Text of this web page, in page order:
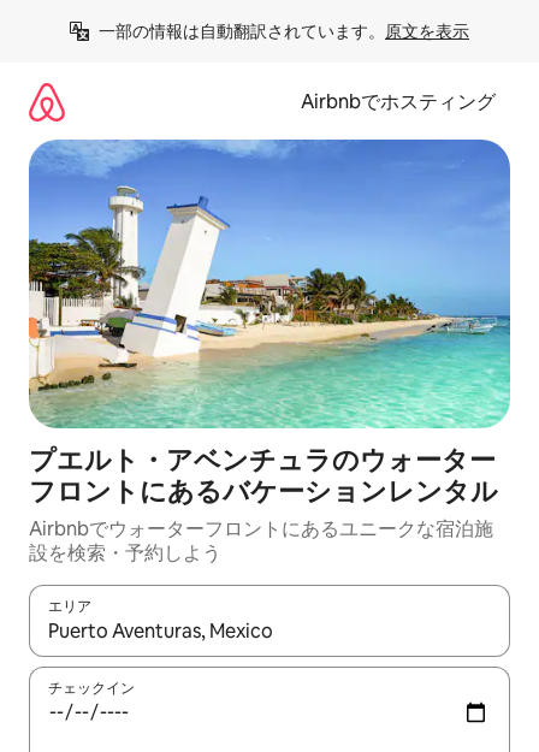
一部の情報は自動翻訳されています。 原文を表示
Airbnbでホスティング
プエルト・アベンチュラのウォーター
フロントにあるバケーションレンタル
Airbnbでウォーターフロントにあるユニークな宿泊施
設を検索・予約しよう
エリア
検索結果が表示されたら、上下の矢印キーを使って移動するか
チェックイン